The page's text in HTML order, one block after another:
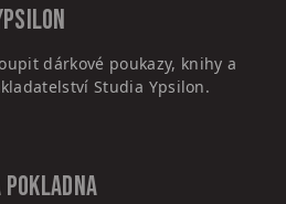
dárkové poukazy, knihy a
Studia Ypsilon.
pokladna